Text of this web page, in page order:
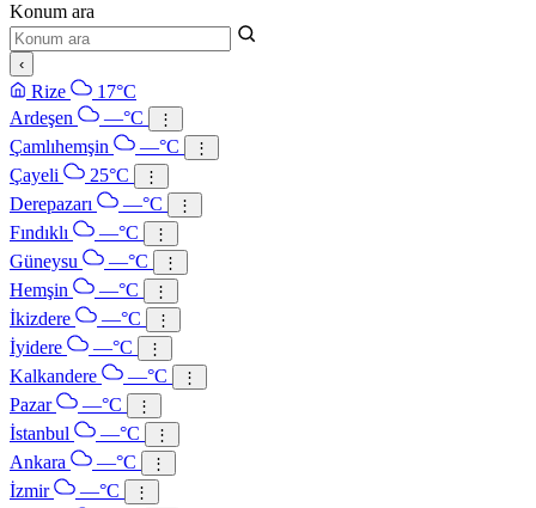
Konum ara
‹
Rize
17°C
Ardeşen
—°C ⋮
Çamlıhemşin —°C ⋮
Çayeli 25°C ⋮
Derepazarı —°C ⋮
Fındıklı —°C ⋮
Güneysu —°C ⋮
Hemşin —°C ⋮
İkizdere —°C ⋮
İyidere —°C ⋮
Kalkandere —°C ⋮
Pazar —°C ⋮
İstanbul —°C ⋮
Ankara —°C ⋮
İzmir —°C ⋮